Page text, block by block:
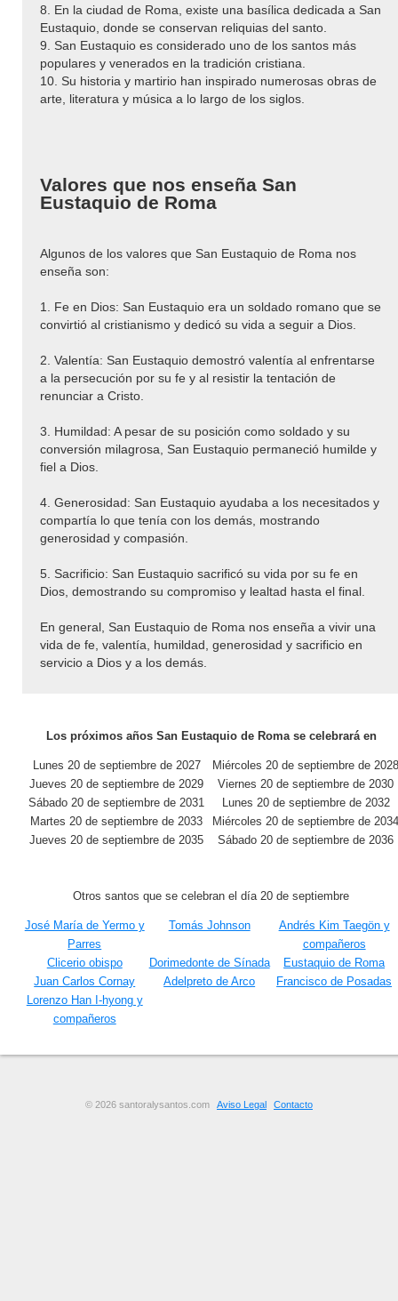
8. En la ciudad de Roma, existe una basílica dedicada a San
Eustaquio, donde se conservan reliquias del santo.
9. San Eustaquio es considerado uno de los santos más
populares y venerados en la tradición cristiana.
10. Su historia y martirio han inspirado numerosas obras de
arte, literatura y música a lo largo de los siglos.
Valores que nos enseña San
Eustaquio de Roma
Algunos de los valores que San Eustaquio de Roma nos
enseña son:
1. Fe en Dios: San Eustaquio era un soldado romano que se
convirtió al cristianismo y dedicó su vida a seguir a Dios.
2. Valentía: San Eustaquio demostró valentía al enfrentarse
a la persecución por su fe y al resistir la tentación de
renunciar a Cristo.
3. Humildad: A pesar de su posición como soldado y su
conversión milagrosa, San Eustaquio permaneció humilde y
fiel a Dios.
4. Generosidad: San Eustaquio ayudaba a los necesitados y
compartía lo que tenía con los demás, mostrando
generosidad y compasión.
5. Sacrificio: San Eustaquio sacrificó su vida por su fe en
Dios, demostrando su compromiso y lealtad hasta el final.
En general, San Eustaquio de Roma nos enseña a vivir una
vida de fe, valentía, humildad, generosidad y sacrificio en
servicio a Dios y a los demás.
Los próximos años San Eustaquio de Roma se celebrará en
Lunes 20 de septiembre de 2027
Miércoles 20 de septiembre de
Jueves 20 de septiembre de 2029
Viernes 20 de septiembre de 2030
Sábado 20 de septiembre de 2031
Lunes 20 de septiembre de 2032
Martes 20 de septiembre de 2033
Miércoles 20 de septiembre de
Jueves 20 de septiembre de 2035
Sábado 20 de septiembre de 2036
Otros santos que se celebran el día 20 de septiembre
José María de Yermo y
Parres
Tomás Johnson
Andrés Kim Taegön y
compañeros
Clicerio obispo
Dorimedonte de Sínada
Eustaquio de Roma
Juan Carlos Cornay
Adelpreto de Arco
Francisco de Posadas
Lorenzo Han I-hyong y
compañeros
© 2026 santoralysantos.com Aviso Legal Contacto